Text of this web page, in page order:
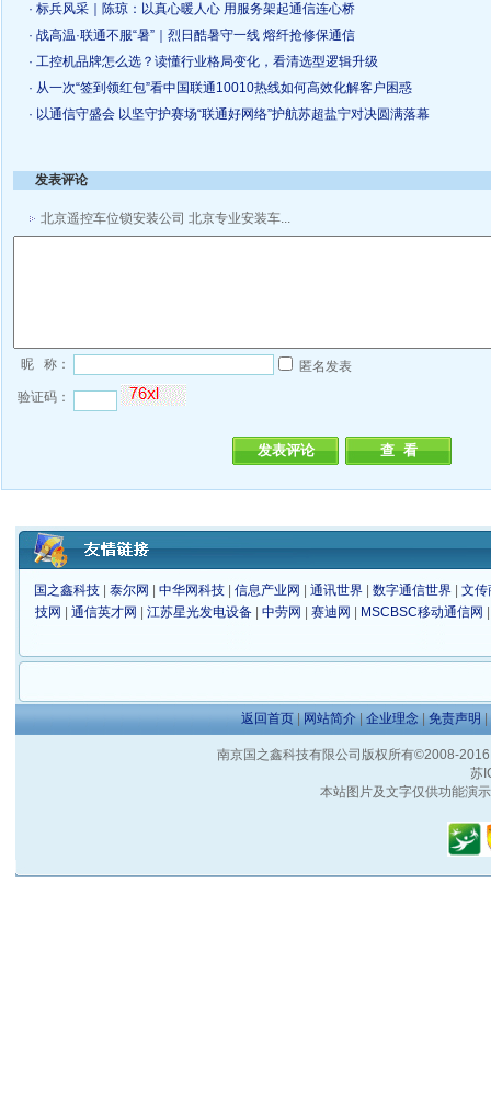
· 标兵风采｜陈琼：以真心暖人心 用服务架起通信连心桥
· 战高温·联通不服“暑”｜烈日酷暑守一线 熔纤抢修保通信
· 工控机品牌怎么选？读懂行业格局变化，看清选型逻辑升级
· 从一次“签到领红包”看中国联通10010热线如何高效化解客户困惑
· 以通信守盛会 以坚守护赛场“联通好网络”护航苏超盐宁对决圆满落幕
发表评论
北京遥控车位锁安装公司 北京专业安装车...
昵 称：
匿名发表
验证码：
国之鑫科技 泰尔网 中华网科技 信息产业网 通讯世界 数字通信世界
文传
技网
通信英才网 江苏星光发电设备| 中劳网 赛迪网 MSCBSC移动通信网
返回首页| 网站简介 | 企业理念 | 免责声明 |
南京国之鑫科技有限公司版权所有©2008-
苏
本站图片及文字仅供功能演